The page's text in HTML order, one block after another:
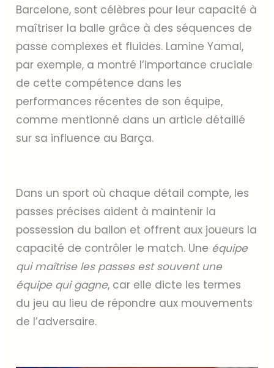
Barcelone, sont célèbres pour leur capacité à
maîtriser la balle grâce à des séquences de
passe complexes et fluides. Lamine Yamal,
par exemple, a montré l’importance cruciale
de cette compétence dans les
performances récentes de son équipe,
comme mentionné dans un article détaillé
sur sa influence au Barça.
Dans un sport où chaque détail compte, les
passes précises aident à maintenir la
possession du ballon et offrent aux joueurs la
capacité de contrôler le match. Une équipe
qui maîtrise les passes est souvent une
équipe qui gagne, car elle dicte les termes
du jeu au lieu de répondre aux mouvements
de l’adversaire.